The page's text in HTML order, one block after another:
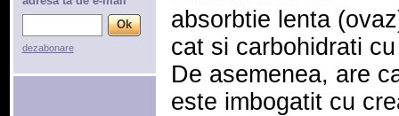
absorbtie lenta
cat si carbohidrati
De asemenea, are
este imbogatit cu
dezabonare